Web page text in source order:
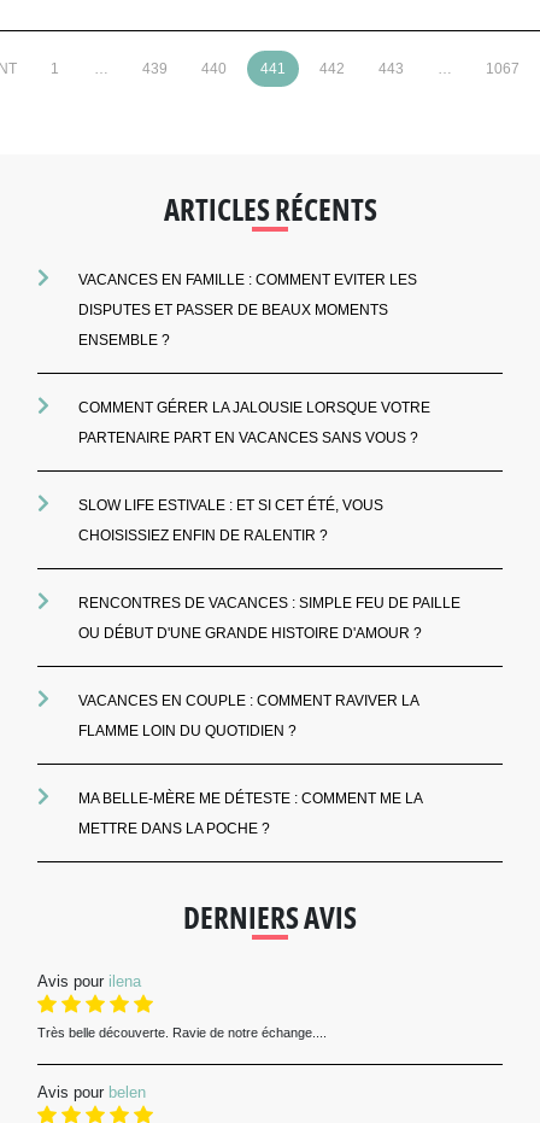
1 439 440 441 442 443 1067
ARTICLES RÉCENTS
VACANCES EN FAMILLE : COMMENT EVITER LES
DISPUTES ET PASSER DE BEAUX MOMENTS
ENSEMBLE ?
COMMENT GÉRER LA JALOUSIE LORSQUE VOTRE
PARTENAIRE PART EN VACANCES SANS VOUS ?
SLOW LIFE ESTIVALE : ET SI CET ÉTÉ, VOUS
CHOISISSIEZ ENFIN DE RALENTIR ?
RENCONTRES DE VACANCES : SIMPLE FEU DE PAILLE
OU DÉBUT D'UNE GRANDE HISTOIRE D'AMOUR ?
VACANCES EN COUPLE : COMMENT RAVIVER LA
FLAMME LOIN DU QUOTIDIEN ?
MA BELLE-MÈRE ME DÉTESTE : COMMENT ME LA
METTRE DANS LA POCHE ?
DERNIERS AVIS
Avis pour ilena
Très belle découverte. Ravie de notre échange....
Avis pour belen